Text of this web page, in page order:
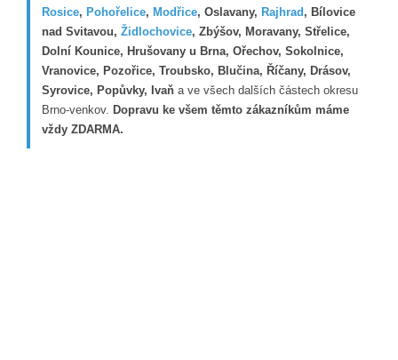
Rosice, Pohořelice, Modřice, Oslavany, Rajhrad , Bílovice
nad Svitavou, Židlochovice, Zbýšov, Moravany, Střelice,
Dolní Kounice, Hrušovany u Brna, Ořechov, Sokolnice,
Vranovice, Pozořice, Troubsko, Blučina, Říčany, Drásov,
Syrovice, Popůvky, Ivaňa ve všech dalších částech okresu
Brno-venkov. Dopravu ke všem těmto zákazníkům máme
vždy ZDARMA.